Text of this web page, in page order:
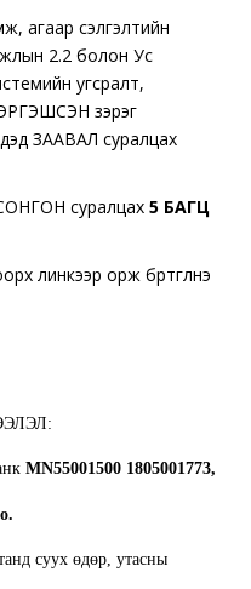
агаар сэлгэлтийн
2.2 болон Ус
угсралт,
зэрэг
ЗААВАЛ суралцах
СОНГОН суралцах5 БАГЦ
линкээр орж бүртгүүлнэ
MN55001500 1805001773,
суух өдөр, утасны